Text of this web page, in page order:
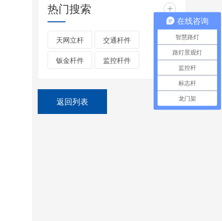
热门搜索 +
天网立杆 交通杆件
钣金杆件 监控杆件
返回列表
在线咨询
智慧路灯
路灯景观灯
监控杆
标志杆
龙门架